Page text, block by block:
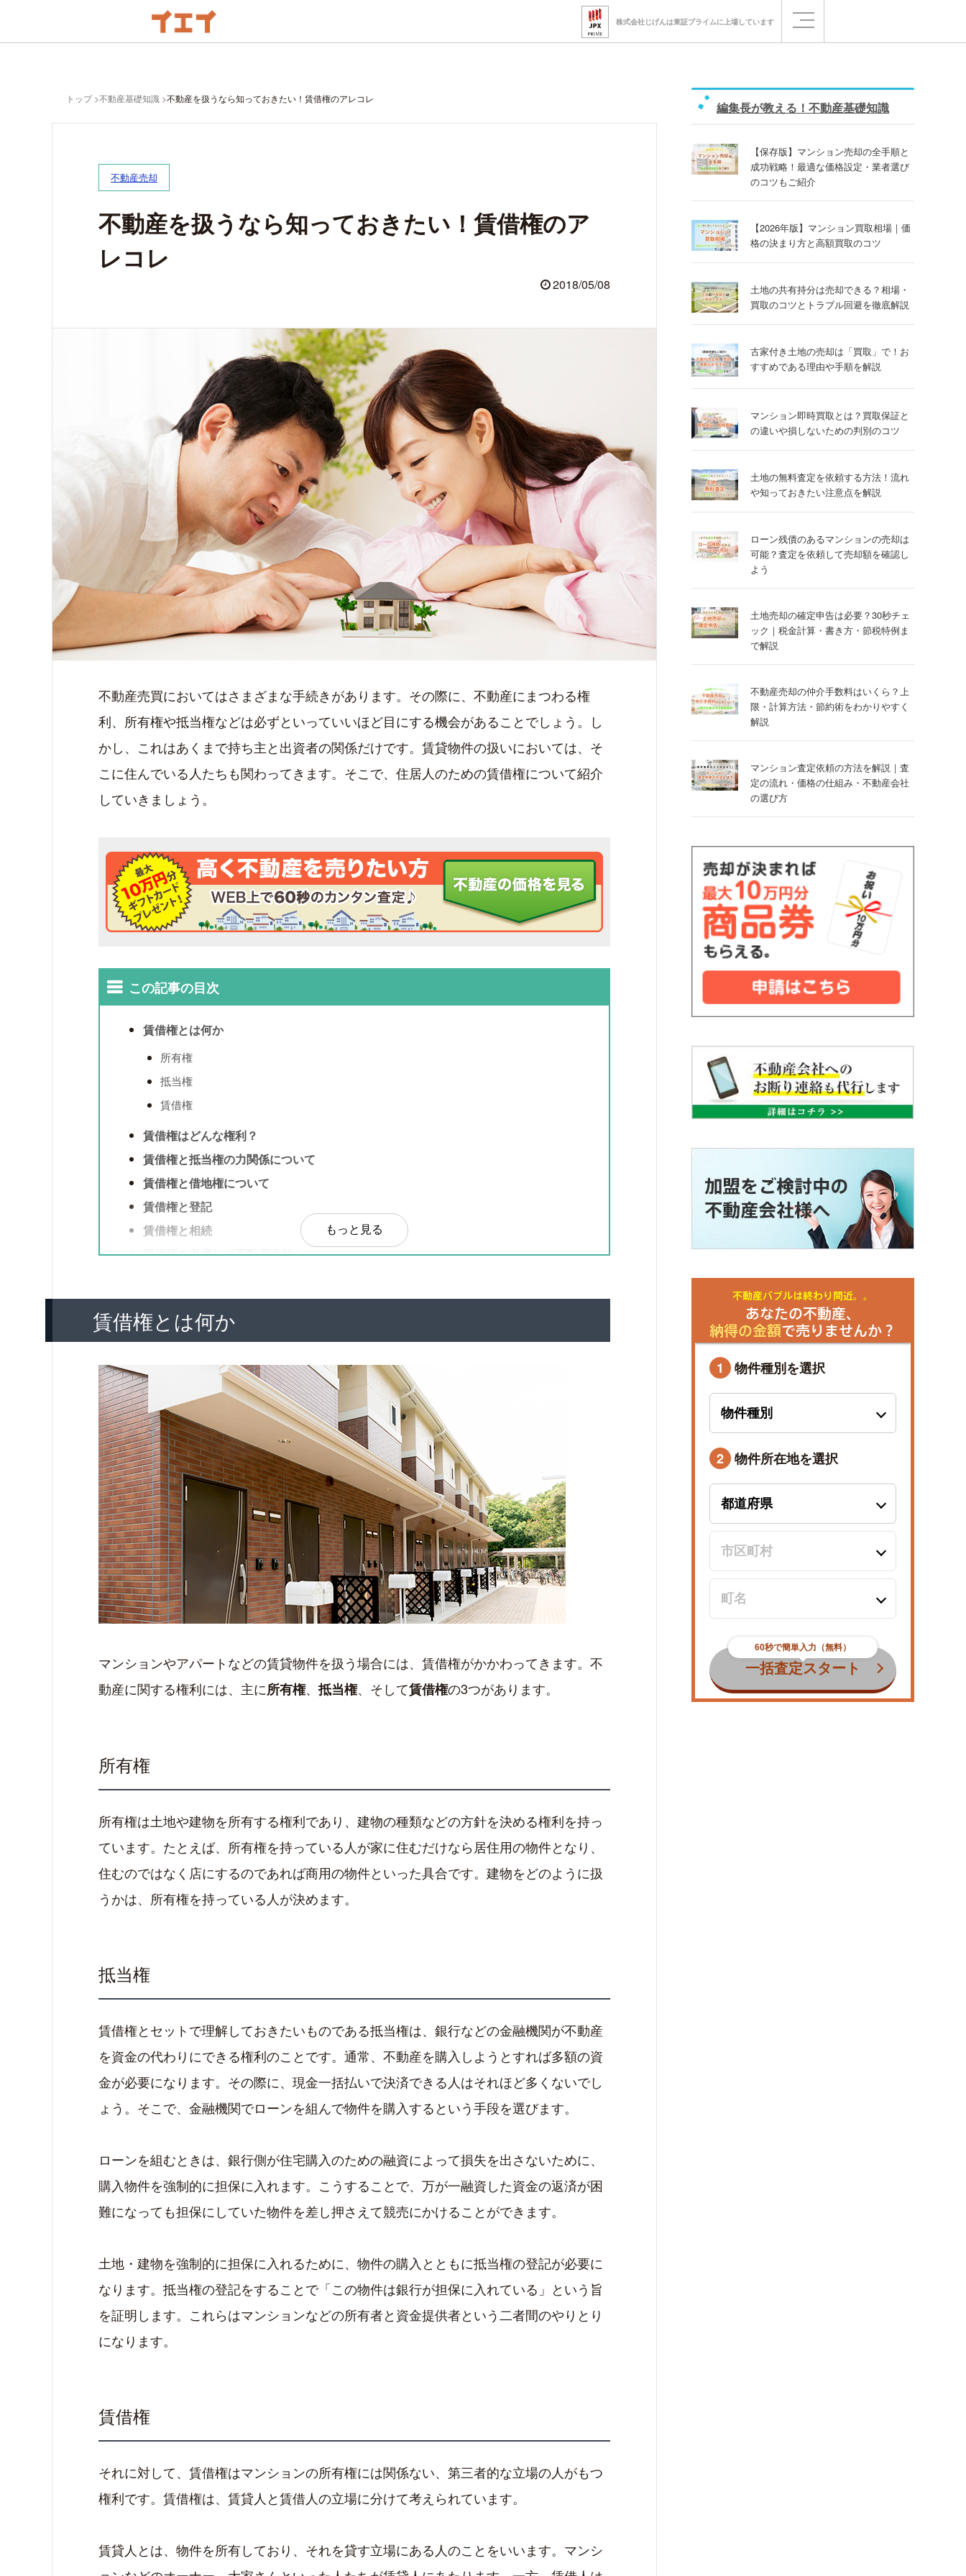
株式会社じげんは東証プライムに 上場しています
トップ 不動産基礎知識 不動産を扱うなら知っておきたい！賃借権のアレコレ
不動産売却
不動産を扱うなら知っておきたい！賃借権のア
レコレ
2018/05/08
不動産売買においてはさまざまな手続きがあります。その際に、不動産にまつわる権
利、所有権や抵当権などは必ずといっていいほど目にする機会があることでしょう。し
かし、これはあくまで持ち主と出資者の関係だけです。賃貸物件の扱いにおいては、そ
こに住んでいる人たちも関わってきます。そこで、住居人のための賃借権について紹介
していきましょう。
この記事の目次
賃借権とは何か
所有権
抵当権
賃借権
賃借権はどんな権利？
賃借権と抵当権の力関係について
賃借権と借地権について
賃借権と登記
賃借権と相続
賃借権を考慮して不動産売却を
もっと見る
賃借権とは何か
マンションやアパートなどの賃貸物件を扱う場合には、賃借権がかかわってきます。不
動産に関する権利には、主に所有権、抵当権、そして賃借権の3つがあります。
所有権
所有権は土地や建物を所有する権利であり、建物の種類などの方針を決める権利を持っ
ています。たとえば、所有権を持っている人が家に住むだけなら居住用の物件となり、
住むのではなく店にするのであれば商用の物件といった具合です。建物をどのように扱
うかは、所有権を持っている人が決めます。
抵当権
賃借権とセットで理解しておきたいものである抵当権は、銀行などの金融機関が不動産
を資金の代わりにできる権利のことです。通常、不動産を購入しようとすれば多額の資
金が必要になります。その際に、現金一括払いで決済できる人はそれほど多くないでし
ょう。そこで、金融機関でローンを組んで物件を購入するという手段を選びます。
ローンを組むときは、銀行側が住宅購入のための融資によって損失を出さないために、
購入物件を強制的に担保に入れます。こうすることで、万が一融資した資金の返済が困
難になっても担保にしていた物件を差し押さえて競売にかけることができます。
土地・建物を強制的に担保に入れるために、物件の購入とともに抵当権の登記が必要に
なります。抵当権の登記をすることで「この物件は銀行が担保に入れている」という旨
を証明します。これらはマンションなどの所有者と資金提供者という二者間のやりとり
になります。
賃借権
それに対して、賃借権はマンションの所有権には関係ない、第三者的な立場の人がもつ
権利です。賃借権は、賃貸人と賃借人の立場に分けて考えられています。
賃貸人とは、物件を所有しており、それを貸す立場にある人のことをいいます。マンシ
編集長が教える！不動産基礎知識
【保存版】マンション売却の全手順と
成功戦略！最適な価格設定・業者選び
のコツもご紹介
【2026年版】マンション買取相場｜価
格の決まり方と高額買取のコツ
土地の共有持分は売却できる？相場・
買取のコツとトラブル回避を徹底解説
古家付き土地の売却は「買取」で！お
すすめである理由や手順を解説
マンション即時買取とは？買取保証と
の違いや損しないための判別のコツ
土地の無料査定を依頼する方法！流れ
や知っておきたい注意点を解説
ローン残債のあるマンションの売却は
可能？査定を依頼して売却額を確認し
よう
土地売却の確定申告は必要？30秒チェ
ック｜税金計算・書き方・節税特例ま
で解説
不動産売却の仲介手数料はいくら？上
限・計算方法・節約術をわかりやすく
解説
マンション査定依頼の方法を解説｜査
定の流れ・価格の仕組み・不動産会社
の選び方
不動産バブルは終わり間近。。
あなたの不動産、
納得の金額で売りませんか？
1 物件種別を選択
2 物件所在地を選択
60秒で簡単入力（無料）
一括査定スタート